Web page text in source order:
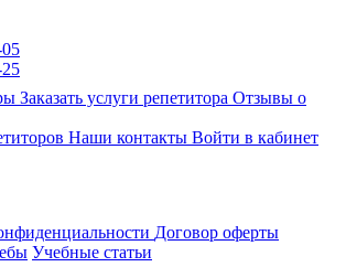
Заказать услуги репетитора Отзывы о
Наши контакты Войти в кабинет
Договор оферты
Учебные статьи